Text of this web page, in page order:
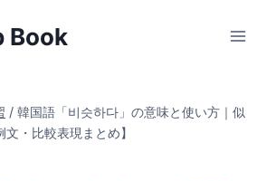
Book
/ 韓国語「비슷하다」の意味と使い方｜似
・比較表現まとめ】